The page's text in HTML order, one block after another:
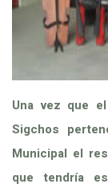
Una vez que
Sigchos
Municipal el
que tendría